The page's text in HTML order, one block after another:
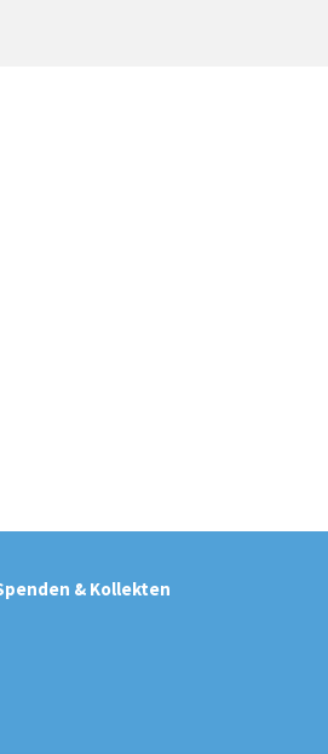
& Kollekten